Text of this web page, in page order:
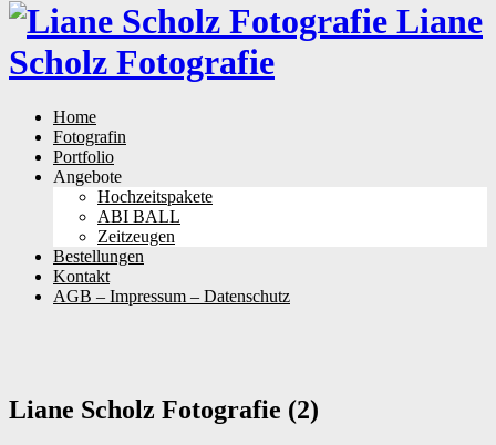
Liane
Scholz Fotografie
Skip
content
Home
Fotografin
Portfolio
Angebote
Hochzeitspakete
ABI BALL
Zeitzeugen
Bestellungen
Kontakt
AGB – Impressum – Datenschutz
Liane Scholz Fotografie (2)